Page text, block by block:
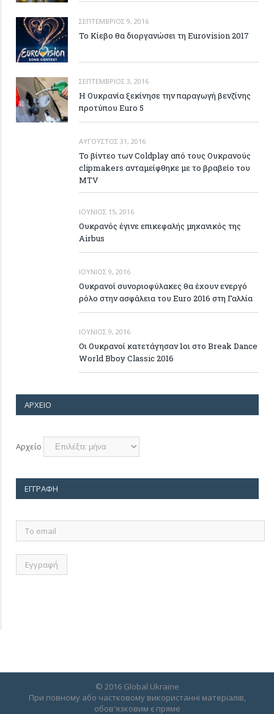
ΣΕΠΤΈΜΒΡΙΟΣ 9, 2016
Το Κίεβο θα διοργανώσει τη Eurovision 2017
ΣΕΠΤΈΜΒΡΙΟΣ 3, 2016
Η Ουκρανία ξεκίνησε την παραγωγή βενζίνης
προτύπου Euro 5
ΑΎΓΟΥΣΤΟΣ 31, 2016
Το βίντεο των Coldplay από τους Ουκρανούς
clipmakers ανταμείφθηκε με το βραβείο του
MTV
ΙΟΎΝΙΟΣ 15, 2016
Ουκρανός έγινε επικεφαλής μηχανικός της
Airbus
ΙΟΎΝΙΟΣ 9, 2016
Ουκρανοί συνοριοφύλακες θα έχουν ενεργό
ρόλο στην ασφάλεια του Euro 2016 στη Γαλλία
ΙΟΎΝΙΟΣ 9, 2016
Οι Ουκρανοί κατετάγησαν 1οι στο Break Dance
World Bboy Classic 2016
ΑΡΧΕΊΟ
Αρχείο
ΕΓΓΡΑΦΉ
email
© 2016 Global Ukraine
При повному або частковому використанні матеріалів,
обов'язковим є пряме